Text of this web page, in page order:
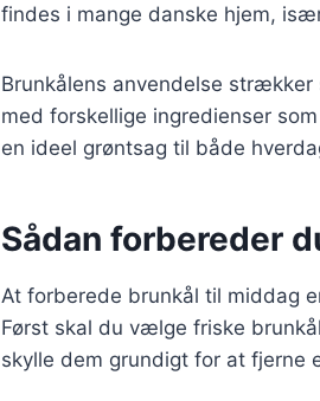
findes i mange danske hjem,
Brunkålens anvendelse
med forskellige ingredienser
en ideel grøntsag til både
Sådan forbereder
At forberede brunkål til middag
Først skal du vælge friske
skylle dem grundigt for at fjerne